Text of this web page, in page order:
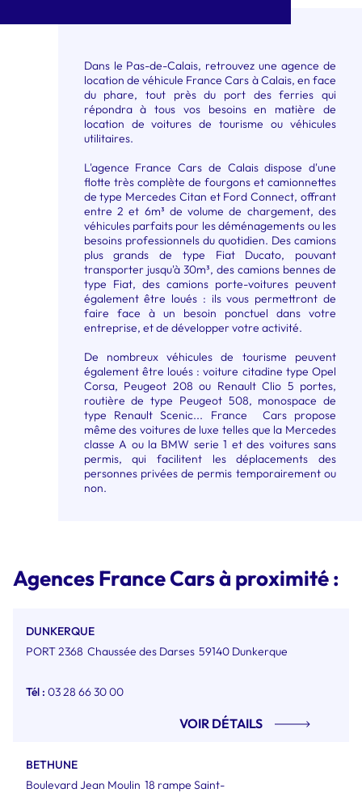
Dans le Pas-de-Calais, retrouvez une agence de
location de véhicule France Cars à Calais, en face
du phare, tout près du port des ferries qui
répondra à tous vos besoins en matière de
location de voitures de tourisme ou véhicules
utilitaires.
L'agence France Cars de Calais dispose d'une
flotte très complète de fourgons et camionnettes
de type Mercedes Citan et Ford Connect, offrant
entre 2 et 6m³ de volume de chargement, des
véhicules parfaits pour les déménagements ou les
besoins professionnels du quotidien. Des camions
plus grands de type Fiat Ducato, pouvant
transporter jusqu'à 30m³, des camions bennes de
type Fiat, des camions porte-voitures peuvent
également être loués : ils vous permettront de
faire face à un besoin ponctuel dans votre
entreprise, et de développer votre activité.
De nombreux véhicules de tourisme peuvent
également être loués : voiture citadine type Opel
Corsa, Peugeot 208 ou Renault Clio 5 portes,
routière de type Peugeot 508, monospace de
type Renault Scenic... France Cars propose
même des voitures de luxe telles que la Mercedes
classe A ou la BMW serie 1 et des voitures sans
permis, qui facilitent les déplacements des
personnes privées de permis temporairement ou
non.
Agences France Cars à proximité :
DUNKERQUE
PORT 2368 Chaussée des Darses 59140 Dunkerque
Tél : 03 28 66 30 00
VOIR DÉTAILS
BETHUNE
Boulevard Jean Moulin 18 rampe Saint-